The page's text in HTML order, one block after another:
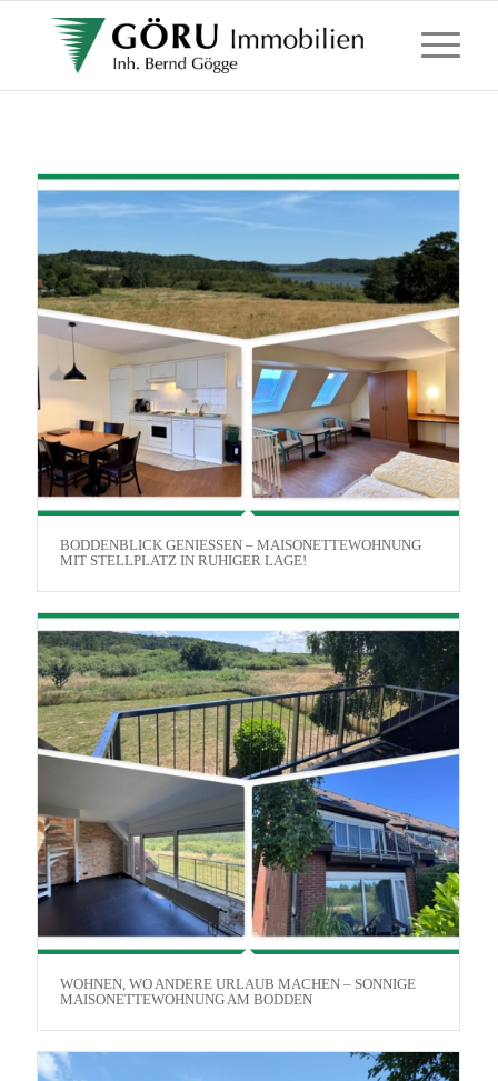
BODDENBLICK GENIESSEN – MAISONETTEWOHNUNG M
IT STELLPLATZ IN RUHIGER LAGE!
WOHNEN, WO ANDERE URLAUB MACHEN – SONNIGE
MAISONETTEWOHNUNG AM BODDEN